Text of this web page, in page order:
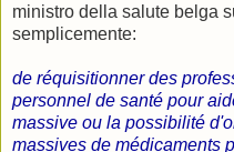
ministro della salute belga
semplicemente:
de réquisitionner des
personnel de santé pour
massive ou la possibilité
massives de médicaments